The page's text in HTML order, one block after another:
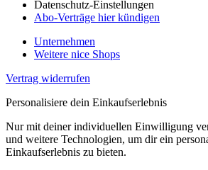
Datenschutz-Einstellungen
Abo-Verträge hier kündigen
Unternehmen
Weitere nice Shops
Vertrag widerrufen
Personalisiere dein Einkaufserlebnis
Nur mit deiner individuellen Einwilligung
und weitere Technologien, um dir ein
Einkaufserlebnis zu bieten.